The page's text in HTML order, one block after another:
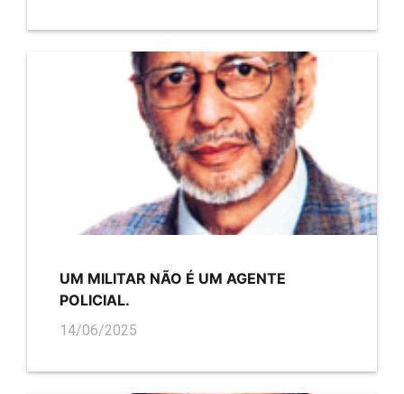
UM MILITAR NÃO É UM AGENTE
POLICIAL.
14/06/2025